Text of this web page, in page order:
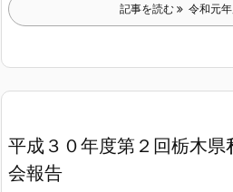
記事を読む 令和元
平成３０年度第２回栃木
会報告